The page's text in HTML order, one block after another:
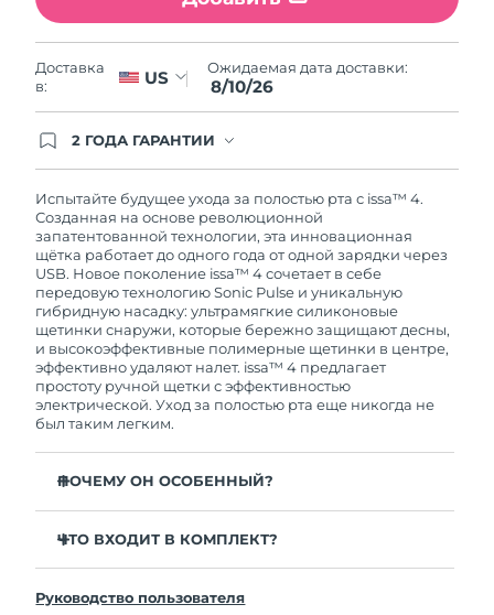
Доставка
в:
US Ожидаемая дата доставки:
8/10/26
2 ГОДА ГАРАНТИИ
Это означает, что если в течение 2-х лет со дня
покупки с продуктом возникнут проблемы,
FOREO заменит его бесплатно.
Испытайте будущее ухода за полостью рта с issa™ 4.
Созданная на основе революционной
запатентованной технологии, эта инновационная
щётка работает до одного года от одной зарядки через
USB. Новое поколение issa™ 4 сочетает в себе
передовую технологию Sonic Pulse и уникальную
гибридную насадку: ультрамягкие силиконовые
щетинки снаружи, которые бережно защищают десны,
и высокоэффективные полимерные щетинки в центре,
эффективно удаляют налет. issa™ 4 предлагает
простоту ручной щетки с эффективностью
электрической. Уход за полостью рта еще никогда не
был таким легким.
ПОЧЕМУ ОН ОСОБЕННЫЙ?
рта улучшается на 140% всего за 1 месяц.
Клинически доказано, что issa™ 4 удаляет на 30%
ЧТО ВХОДИТ В КОМПЛЕКТ?
Кабель для зарядки USB
Руководство пользователя